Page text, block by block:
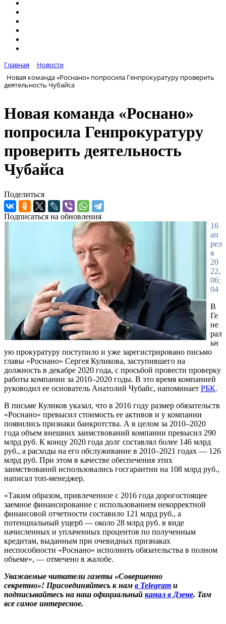
Главная
Новости
Новая команда «Роснано» попросила Генпрокуратуру проверить
деятельность Чубайса
Новая команда «Роснано»
попросила Генпрокуратуру
проверить деятельность
Чубайса
Поделиться
Подписаться на обновления
16
ап
рел
я
20
22,
06:
04
В
Ге
не
рал
ьн
ую прокуратуру поступило и уже зарегистрировано письмо
главы «Роснано» Сергея Куликова, заступившего на
должность в декабре 2020 года, с просьбой провести проверку
работы компании за 2010–2020 годы. В это время компанией
руководил ее основатель Анатолий Чубайс, напоминает РБК.
В письме Куликов указал, что в 2016 году размер обязательств
«Роснано» превысил стоимость ее активов и у компании
появились признаки банкротства. А в целом за 2010–2020
года объем внешних заимствований компании превысил 290
млрд руб. К концу 2020 года долг составлял более 146 млрд
руб., а расходы на его обслуживание в 2010–2021 годах — 126
млрд руб. При этом в качестве обеспечения этих
заимствований использовались госгарантии на 108 млрд руб.,
написал топ-менеджер.
«Таким образом, привлеченное с 2016 года дорогостоящее
заемное финансирование с использованием некорректной
финансовой отчетности составило 121 млрд руб., а
потенциальный ущерб — около 28 млрд руб. в виде
начисленных и уплаченных процентов по полученным
кредитам, выданным при очевидных признаках
неспособности «Роснано» исполнить обязательства в полном
объеме», — отмечено в жалобе.
Уважаемые читатели газеты «Совершенно
секретно»! Присоединяйтесь к нам в Telegram и
подписывайтесь на наш официальный канал в Дзене. Там
все самое интересное.